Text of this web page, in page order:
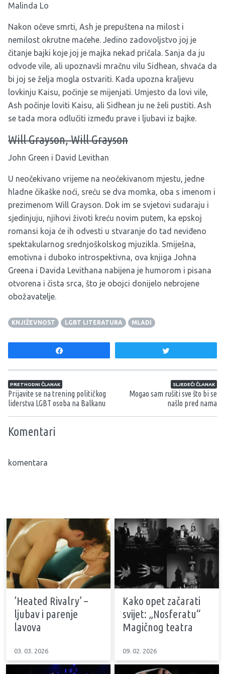
Malinda Lo
Nakon očeve smrti, Ash je prepuštena na milost i
nemilost okrutne maćehe. Jedino zadovoljstvo joj je
čitanje bajki koje joj je majka nekad pričala. Sanja da ju
odvode vile, ali upoznavši mračnu vilu Sidhean, shvaća da
bi joj se želja mogla ostvariti. Kada upozna kraljevu
lovkinju Kaisu, počinje se mijenjati. Umjesto da lovi vile,
Ash počinje loviti Kaisu, ali Sidhean ju ne želi pustiti. Ash
se tada mora odlučiti između prave i ljubavi iz bajke.
Will Grayson, Will Grayson
John Green i David Levithan
U neočekivano vrijeme na neočekivanom mjestu, jedne
hladne čikaške noći, sreću se dva momka, oba s imenom i
prezimenom Will Grayson. Dok im se svjetovi sudaraju i
sjedinjuju, njihovi životi kreću novim putem, ka epskoj
romansi koja će ih odvesti u stvaranje do tad neviđeno
spektakularnog srednjoškolskog mjuzikla. Smiješna,
emotivna i duboko introspektivna, ova knjiga Johna
Greena i Davida Levithana nabijena je humorom i pisana
otvorena i čista srca, što je obojci donijelo nebrojene
obožavatelje.
KNJIŽEVNOST LGBT LITERATURA MLADI
Navigacija članaka
PRETHODNI ČLANAK
Prijavite se na trening političkog
liderstva LGBT osoba na Balkanu
SLJEDEĆI ČLANAK
Mogao sam rušiti sve što bi se
našlo pred nama
Komentari
komentara
’Heated Rivalry’ –
ljubav i parenje
lavova
03. 03. 2026
Kako opet začarati
svijet: „Nosferatu“
Magičnog teatra
09. 02. 2026